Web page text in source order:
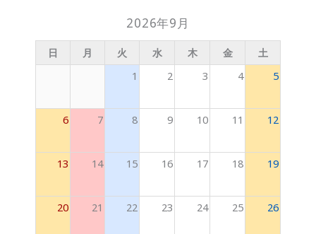
2026年9月
日 月 火 水 木 金 土
1 2 3 4 5
6 7 8 9 10 11 12
13 14 15 16 17 18 19
20 21 22 23 24 25 26